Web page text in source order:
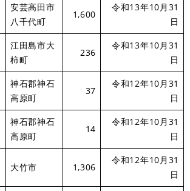
安芸高田市
八千代町
1,600
令和13年10月31
日
江田島市大
柿町
236
令和13年10月31
日
神石郡神石
高原町
37
令和12年10月31
日
神石郡神石
高原町
14
令和12年10月31
日
大竹市 1,306
令和12年10月31
日